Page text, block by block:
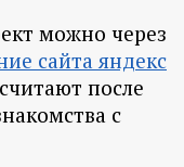
можно через
сайта яндекс
после
с